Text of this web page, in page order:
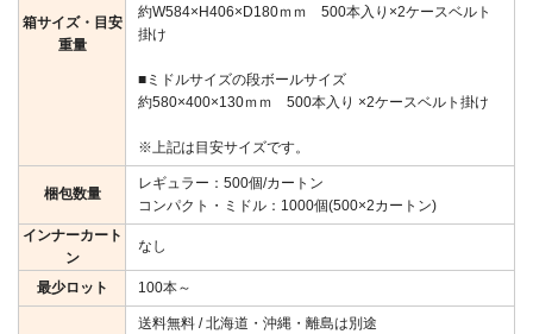
箱サイズ・目安
重量
約W584×H406×D180ｍｍ 500本入り×2ケースベルト
掛け
■ミドルサイズの段ボールサイズ
約580×400×130ｍｍ 500本入り ×2ケースベルト掛け
※上記は目安サイズです。
梱包数量
レギュラー：500個/カートン
コンパクト・ミドル：1000個(500×2カートン)
インナーカート
ン
なし
最少ロット 100本～
送料無料 / 北海道・沖縄・離島は別途